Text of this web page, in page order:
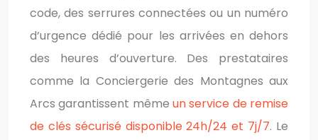
code, des serrures connectées ou un numéro
d’urgence dédié pour les arrivées en dehors
des heures d’ouverture. Des prestataires
comme la Conciergerie des Montagnes aux
Arcs garantissent même un service de remise
de clés sécurisé disponible 24h/24 et 7j/7. Le